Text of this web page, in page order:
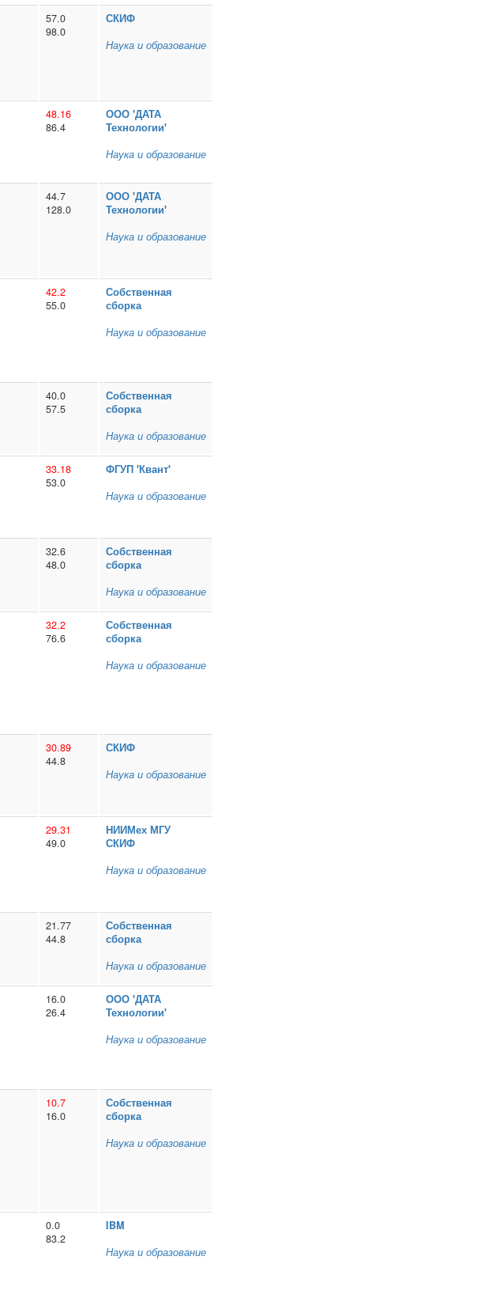
57.0
98.0
СКИФ
Наука и образование
48.16
86.4
ООО 'ДАТА
Технологии'
Наука и образование
44.7
128.0
ООО 'ДАТА
Технологии'
Наука и образование
42.2
55.0
Собственная
сборка
Наука и образование
40.0
57.5
Собственная
сборка
Наука и образование
33.18
53.0
ФГУП 'Квант'
Наука и образование
32.6
48.0
Собственная
сборка
Наука и образование
32.2
76.6
Собственная
сборка
Наука и образование
30.89
44.8
СКИФ
Наука и образование
29.31
49.0
НИИМех МГУ
СКИФ
Наука и образование
21.77
44.8
Собственная
сборка
Наука и образование
16.0
26.4
ООО 'ДАТА
Технологии'
Наука и образование
10.7
16.0
Собственная
сборка
Наука и образование
0.0
83.2
IBM
Наука и образование